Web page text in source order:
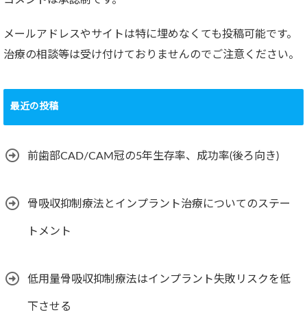
メールアドレスやサイトは特に埋めなくても投稿可能です。
治療の相談等は受け付けておりませんのでご注意ください。
最近の投稿
前歯部CAD/CAM冠の5年生存率、成功率(後ろ向き)
骨吸収抑制療法とインプラント治療についてのステー
トメント
低用量骨吸収抑制療法はインプラント失敗リスクを低
下させる